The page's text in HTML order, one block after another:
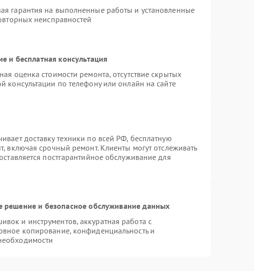
гарантия на выполненные работы и установленные
неисправностей
и бесплатная консультация
оценка стоимости ремонта, отсутствие скрытых
консультации по телефону или онлайн на сайте
доставку техники по всей РФ, бесплатную
включая срочный ремонт. Клиенты могут отслеживать
постгарантийное обслуживание для
и безопасное обслуживание данных
и инструментов, аккуратная работа с
копирование, конфиденциальность и